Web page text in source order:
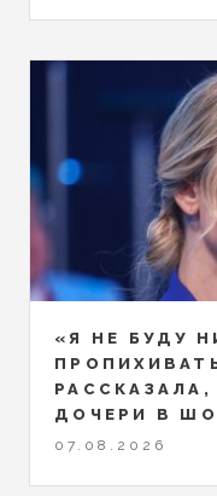
«Я НЕ БУДУ
ДОЧЕРИ В
07.08.2026